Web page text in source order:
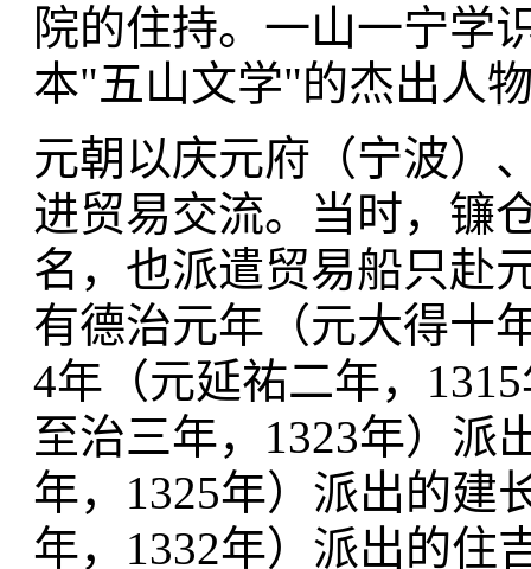
院的住持。一山一宁学
本"五山文学"的杰出人
元朝以庆元府（宁波）
进贸易交流。当时，镰
名，也派遣贸易船只赴
有德治元年（元大得十
4年（元延祐二年，
至治三年，1323年）派
年，1325年）派出的建
年，1332年）派出的住